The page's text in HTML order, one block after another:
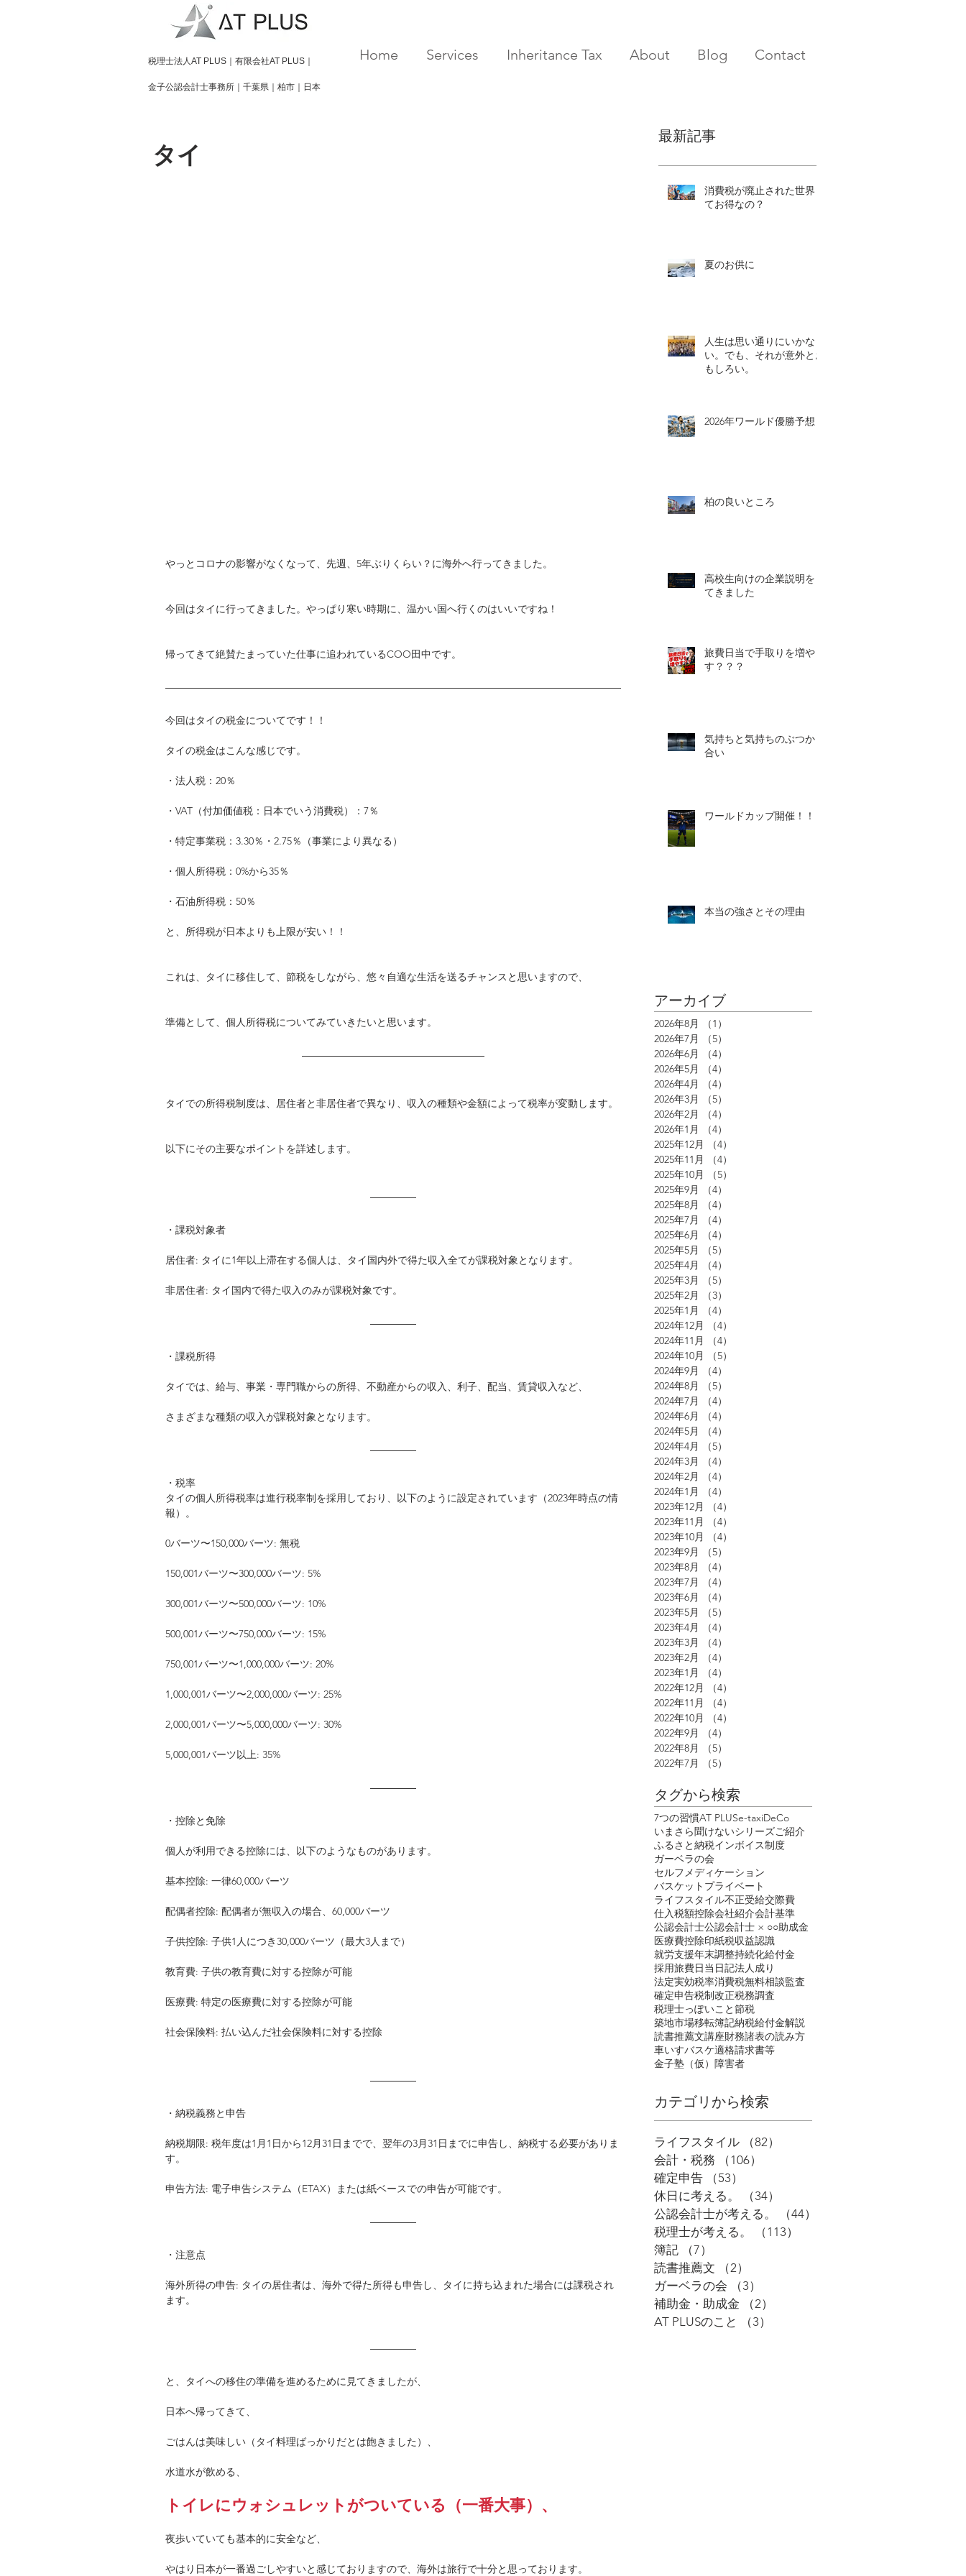
​税理士法人AT PLUS｜有限会社AT PLUS｜
金子公認会計士事務所｜ 千葉県｜柏市｜日本
Home Services Inheritance Tax About Blog Contact
タイ
やっとコロナの影響がなくなって、先週、5年ぶりくらい？に海外へ行ってきました。
今回はタイに行ってきました。やっぱり寒い時期に、温かい国へ行くのはいいですね！
帰ってきて絶賛たまっていた仕事に追われているCOO田中です。
今回はタイの税金についてです！！
タイの税金はこんな感じです。
・法人税：20％
・VAT（付加価値税：日本でいう消費税）：7％
・特定事業税：3.30％・2.75％（事業により異なる）
・個人所得税：0%から35％
・石油所得税：50％
と、所得税が日本よりも上限が安い！！
これは、タイに移住して、節税をしながら、悠々自適な生活を送るチャンスと思いますので、
準備として、個人所得税についてみていきたいと思います。
タイでの所得税制度は、居住者と非居住者で異なり、収入の種類や金額によって税率が変動します。
以下にその主要なポイントを詳述します。
・課税対象者
居住者: タイに1年以上滞在する個人は、タイ国内外で得た収入全てが課税対象となります。
非居住者: タイ国内で得た収入のみが課税対象です。
・課税所得
タイでは、給与、事業・専門職からの所得、不動産からの収入、利子、配当、賃貸収入など、
さまざまな種類の収入が課税対象となります。
・税率
タイの個人所得税率は進行税率制を採用しており、以下のように設定されています（2023年時点の情
報）。
0バーツ〜150,000バーツ: 無税
150,001バーツ〜300,000バーツ: 5%
300,001バーツ〜500,000バーツ: 10%
500,001バーツ〜750,000バーツ: 15%
750,001バーツ〜1,000,000バーツ: 20%
1,000,001バーツ〜2,000,000バーツ: 25%
2,000,001バーツ〜5,000,000バーツ: 30%
5,000,001バーツ以上: 35%
・控除と免除
個人が利用できる控除には、以下のようなものがあります。
基本控除: 一律60,000バーツ
配偶者控除: 配偶者が無収入の場合、60,000バーツ
子供控除: 子供1人につき30,000バーツ（最大3人まで）
教育費: 子供の教育費に対する控除が可能
医療費: 特定の医療費に対する控除が可能
社会保険料: 払い込んだ社会保険料に対する控除
・納税義務と申告
納税期限: 税年度は1月1日から12月31日までで、翌年の3月31日までに申告し、納税する必要がありま
す。
申告方法: 電子申告システム（ETAX）または紙ベースでの申告が可能です。
・注意点
海外所得の申告: タイの居住者は、海外で得た所得も申告し、タイに持ち込まれた場合には課税され
ます。
と、タイへの移住の準備を進めるために見てきましたが、
日本へ帰ってきて、
ごはんは美味しい（タイ料理ばっかりだとは飽きました）、
水道水が飲める、
トイレにウォシュレットがついている（一番大事）、
夜歩いていても基本的に安全など、
やはり日本が一番過ごしやすいと感じておりますので、海外は旅行で十分と思っております。
最新記事
消費税が廃止された世界っ
てお得なの？
夏のお供に
人生は思い通りにいかな
い。でも、それが意外とお
もしろい。
2026年ワールド優勝予想
柏の良いところ
高校生向けの企業説明をし
てきました
旅費日当で手取りを増や
す？？？
気持ちと気持ちのぶつかり
合い
ワールドカップ開催！！！
本当の強さとその理由
アーカイブ
2026年8月 （1）
2026年7月
（5）
2026年6月
（4）
2026年5月
（4）
2026年4月
（4）
2026年3月
（5）
2026年2月
（4）
2026年1月
（4）
2025年12月
（4）
2025年11月
（4）
2025年10月
（5）
2025年9月
（4）
2025年8月
（4）
2025年7月
（4）
2025年6月
（4）
2025年5月
（5）
2025年4月
（4）
2025年3月
（5）
2025年2月
（3）
2025年1月
（4）
2024年12月
（4）
2024年11月
（4）
2024年10月
（5）
2024年9月
（4）
2024年8月
（5）
2024年7月
（4）
2024年6月
（4）
2024年5月
（4）
2024年4月
（5）
2024年3月
（4）
2024年2月
（4）
2024年1月
（4）
2023年12月
（4）
2023年11月
（4）
2023年10月
（4）
2023年9月
（5）
2023年8月
（4）
2023年7月
（4）
2023年6月
（4）
2023年5月
（5）
2023年4月
（4）
2023年3月
（4）
2023年2月
（4）
2023年1月
（4）
2022年12月
（4）
2022年11月
（4）
2022年10月
（4）
2022年9月
（4）
2022年8月
（5）
2022年7月
（5）
タグから検索
7つの習慣AT PLUSe-taxiDeCo
いまさら聞けないシリーズご紹介
ふるさと納税インボイス制度
ガーベラの会
セルフメディケーション
バスケット プライベート
ライフスタイル不正受給交際費
仕入税額控除会社紹介会計基準
公認会計士公認会計士 × ○○助成金
医療費控除印紙税収益認識
就労支援年末調整持続化給付金
採用旅費日当 日記法人成り
法定実効税率消費税無料相談監査
確定申告税制改正税務調査
税理士っぽいこと節税
築地市場移転簿記納税給付金解説
読書推薦文講座財務諸表の読み方
車いすバスケ適格請求書等
金子塾（仮） 障害者
​カテゴリから検索
ライフスタイル （82）
会計・税務
（106）
確定申告
（53）
休日に考える。
（34）
公認会計士が考える。
（44）
税理士が考える。
（113）
簿記
（7）
読書推薦文
（2）
ガーベラの会
（3）
補助金・助成金
（2）
AT PLUSのこと
（3）